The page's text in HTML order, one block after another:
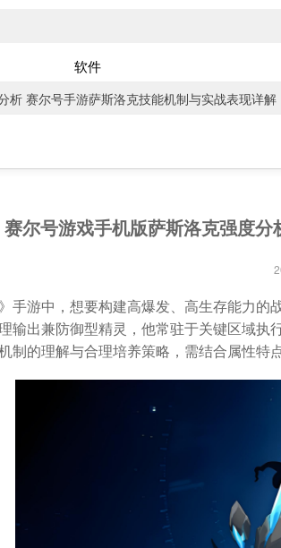
软件
析 赛尔号手游萨斯洛克技能机制与实战表现详解
赛尔号游戏手机版萨斯洛克强度
手游中，想要构建高爆发、高生存能力
输出兼防御型精灵，他常驻于关键区域
制的理解与合理培养策略，需结合属性特